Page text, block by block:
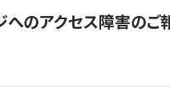
へのアクセス障害のご